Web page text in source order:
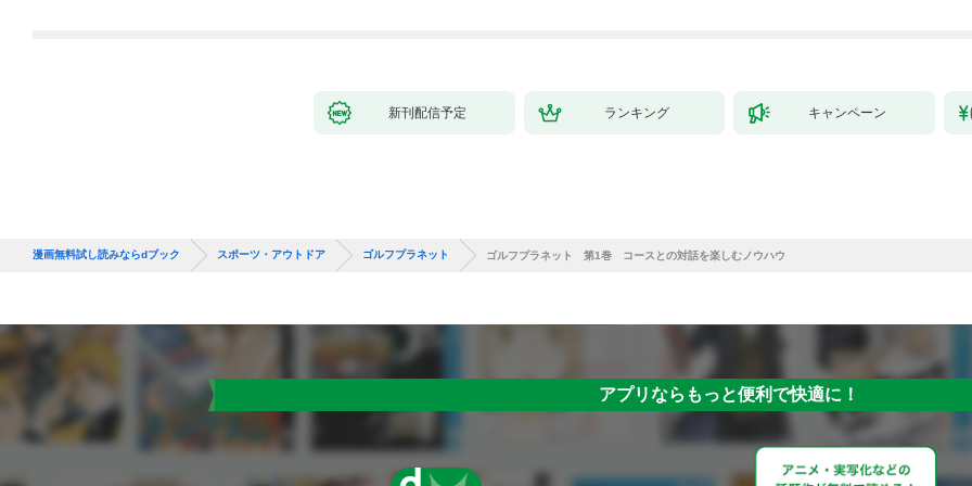
新刊配信予定 ランキング キャンペーン
漫画無料試し読みならdブック スポーツ・アウトドア ゴルフプラネット ゴルフプラネット 第1巻 コースとの対話を楽しむノウハウ
アプリならもっと便利で快適に！